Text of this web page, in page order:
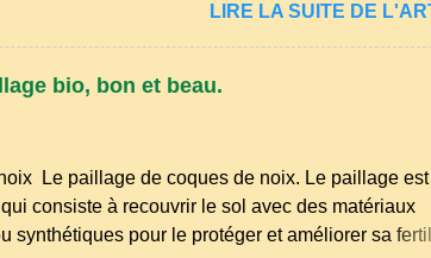
le nombre de locuteurs ait diminué au fil des
en expressions et en traditions. Par exemple, on
Souvenirs de la langue d’ Auvergne
LIRE LA SUITE DE
bio, bon et beau.
Le paillage de coques de noix. Le paillage
consiste à recouvrir le sol avec des matériaux
synthétiques pour le protéger et améliorer sa